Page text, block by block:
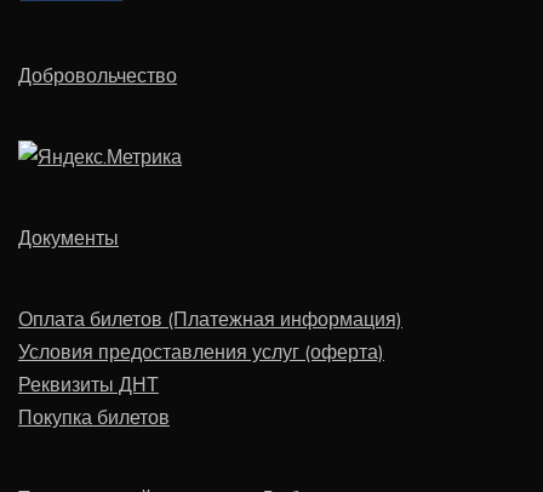
Добровольчество
Документы
Оплата билетов (Платежная информация)
Условия предоставления услуг (оферта)
Реквизиты ДНТ
Покупка билетов